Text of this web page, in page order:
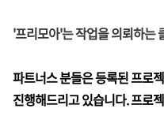
'프리모아'는 작업을 의뢰하는
파트너스 분들은 등록된 프로
진행해드리고 있습니다. 프로